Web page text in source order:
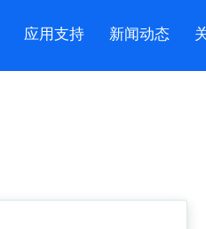
应用支持 新闻动态